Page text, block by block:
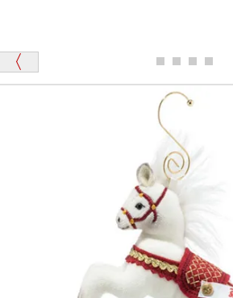
ディベアがいます。
「スクエーカー内蔵」と記載してお
探してみてください。
シュタイフ社製品の実物を見ること
当店はネット販売ですので実物をお
海外からのお取り寄せと言うことで
ご安心ください！商品は確実にお届
「前に買ったことがあったお
千葉県 U・Y 様 （
「ChatGPTを利用したところ「
んを紹介され…」